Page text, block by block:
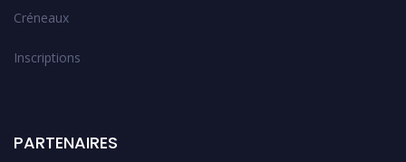
Créneaux
Inscriptions
PARTENAIRES